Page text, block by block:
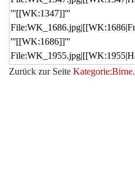
Zurück zur Seite Kategorie:Birne.